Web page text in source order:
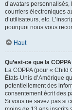
d’avatars personnalisés,
courriers électroniques
d’utilisateurs, etc.
pourquoi nous vous
Haut
Qu’est-ce que la
La COPPA (pour « Child
États-Unis d’Amérique
potentiellement des
consentement écrit des
Si vous ne savez pas si